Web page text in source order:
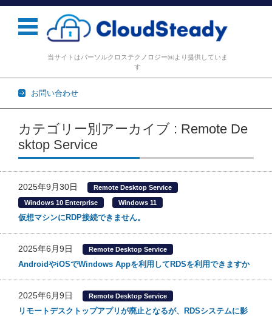
当サイトはパーソルクロステクノロジー㈱より提供していま
す
お問い合わせ
コンテンツに移動
カテゴリー別アーカイブ : Remote De
sktop Service
2025年9月30日 Remote Desktop Service
Windows 10 Enterprise Windows 11
仮想マシンにRDP接続できません。
2025年6月9日 Remote Desktop Service
AndroidやiOSでWindows Appを利用してRDSを利用できますか
2025年6月9日 Remote Desktop Service
リモートデスクトップアプリが廃止となるが、RDSシステムに影